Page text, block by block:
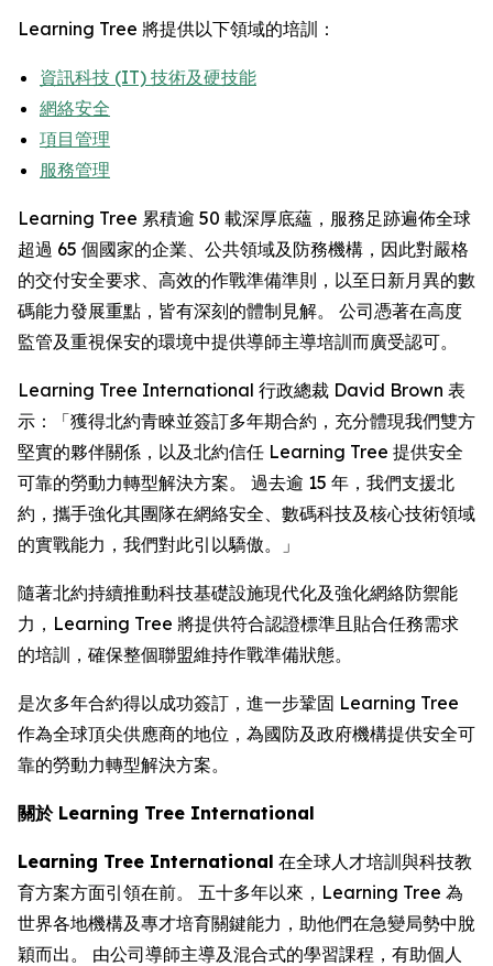
Learning Tree 將提供以下領域的培訓：
資訊科技 (IT) 技術及硬技能
網絡安全
項目管理
服務管理
Learning Tree 累積逾 50 載深厚底蘊，服務足跡遍佈全球
超過 65 個國家的企業、公共領域及防務機構，因此對嚴格
的交付安全要求、高效的作戰準備準則，以至日新月異的數
碼能力發展重點，皆有深刻的體制見解。 公司憑著在高度
監管及重視保安的環境中提供導師主導培訓而廣受認可。
Learning Tree International 行政總裁 David Brown 表
示：「獲得北約青睞並簽訂多年期合約，充分體現我們雙方
堅實的夥伴關係，以及北約信任 Learning Tree 提供安全
可靠的勞動力轉型解決方案。 過去逾 15 年，我們支援北
約，攜手強化其團隊在網絡安全、數碼科技及核心技術領域
的實戰能力，我們對此引以驕傲。」
隨著北約持續推動科技基礎設施現代化及強化網絡防禦能
力，Learning Tree 將提供符合認證標準且貼合任務需求
的培訓，確保整個聯盟維持作戰準備狀態。
是次多年合約得以成功簽訂，進一步鞏固 Learning Tree
作為全球頂尖供應商的地位，為國防及政府機構提供安全可
靠的勞動力轉型解決方案。
關於 Learning Tree International
Learning Tree International 在全球人才培訓與科技教
育方案方面引領在前。 五十多年以來，Learning Tree 為
世界各地機構及專才培育關鍵能力，助他們在急變局勢中脫
穎而出。 由公司導師主導及混合式的學習課程，有助個人